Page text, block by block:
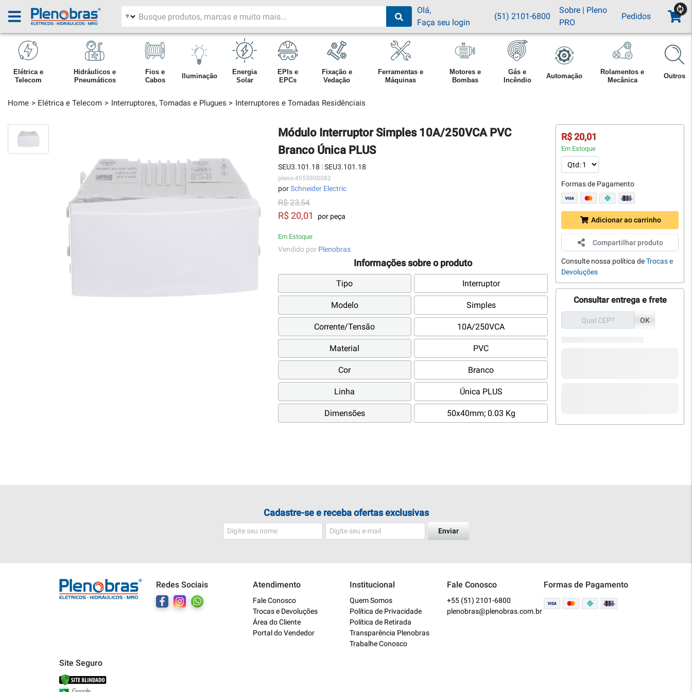
Filtrar por área
Pesquisar produtos
Olá,
Faça seu login
(51) 2101-6800
Sobre| Pleno
PRO
Pedidos
Elétrica e
Telecom
Hidráulicos e
Pneumáticos
Fios e
Cabos
Iluminação
Energia
Solar
EPIs e
EPCs
Fixação e
Vedação
Ferramentas e
Máquinas
Motores e
Bombas
Gás e
Incêndio
Automação
Rolamentos e
Mecânica
Outros
Home Elétrica e Telecom Interruptores, Tomadas e Plugues Interruptores e Tomadas Residênciais
Módulo Interruptor Simples 10A/250VCA PVC
Branco Única PLUS
SEU3.101.18 | SEU3.101.18
pleno-4555900082
porSchneider Electric
R$ 23,54
R$ 20,01 por peça
Em Estoque
Vendido por Plenobras
Informações sobre o produto
Tipo Interruptor
Modelo Simples
Corrente/Tensão 10A/250VCA
Material PVC
Cor Branco
Linha Única PLUS
Dimensões 50x40mm; 0.03 Kg
R$ 20,01
Em Estoque
Formas de Pagamento
Adicionar ao carrinho
Compartilhar produto
Consulte nossa política deTrocas e
Devoluções
Consultar entrega e frete
OK
Cadastre-se e receba ofertas exclusivas
Enviar
Redes Sociais Atendimento
Fale Conosco
Trocas e Devoluções
Área do Cliente
Portal do Vendedor
Institucional
Quem Somos
Política de Privacidade
Política de Retirada
Transparência Plenobras
Trabalhe Conosco
Fale Conosco
+55 (51) 2101-6800
plenobras@plenobras.com.br
Formas de Pagamento
Site Seguro
Bem vindo a Plenobras! Aqui você
encontra toda a linha de materiais
Dúvidas técnicas sobre produtos
Informações sobre um pedido